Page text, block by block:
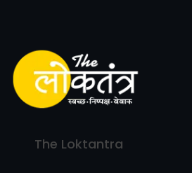
The Loktantra